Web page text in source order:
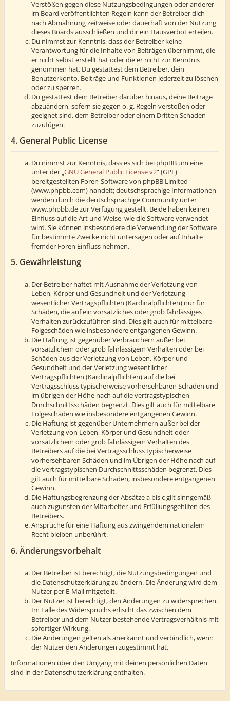
Verstößen gegen diese Nutzungsbedingungen oder anderer
im Board veröffentlichten Regeln kann der Betreiber dich
nach Abmahnung zeitweise oder dauerhaft von der Nutzung
dieses Boards ausschließen und dir ein Hausverbot erteilen.
Du nimmst zur Kenntnis, dass der Betreiber keine
Verantwortung für die Inhalte von Beiträgen übernimmt, die
er nicht selbst erstellt hat oder die er nicht zur Kenntnis
genommen hat. Du gestattest dem Betreiber, dein
Benutzerkonto, Beiträge und Funktionen jederzeit zu löschen
oder zu sperren.
Du gestattest dem Betreiber darüber hinaus, deine Beiträge
abzuändern, sofern sie gegen o. g. Regeln verstoßen oder
geeignet sind, dem Betreiber oder einem Dritten Schaden
zuzufügen.
4. General Public License
Du nimmst zur Kenntnis, dass es sich bei phpBB um eine
unter der „GNU General Public License v2“ (GPL)
bereitgestellten Foren-Software von phpBB Limited
(www.phpbb.com) handelt; deutschsprachige Informationen
werden durch die deutschsprachige Community unter
www.phpbb.de zur Verfügung gestellt. Beide haben keinen
Einfluss auf die Art und Weise, wie die Software verwendet
wird. Sie können insbesondere die Verwendung der Software
für bestimmte Zwecke nicht untersagen oder auf Inhalte
fremder Foren Einfluss nehmen.
5. Gewährleistung
Der Betreiber haftet mit Ausnahme der Verletzung von
Leben, Körper und Gesundheit und der Verletzung
wesentlicher Vertragspflichten (Kardinalpflichten) nur für
Schäden, die auf ein vorsätzliches oder grob fahrlässiges
Verhalten zurückzuführen sind. Dies gilt auch für mittelbare
Folgeschäden wie insbesondere entgangenen Gewinn.
Die Haftung ist gegenüber Verbrauchern außer bei
vorsätzlichem oder grob fahrlässigem Verhalten oder bei
Schäden aus der Verletzung von Leben, Körper und
Gesundheit und der Verletzung wesentlicher
Vertragspflichten (Kardinalpflichten) auf die bei
Vertragsschluss typischerweise vorhersehbaren Schäden und
im übrigen der Höhe nach auf die vertragstypischen
Durchschnittsschäden begrenzt. Dies gilt auch für mittelbare
Folgeschäden wie insbesondere entgangenen Gewinn.
Die Haftung ist gegenüber Unternehmern außer bei der
Verletzung von Leben, Körper und Gesundheit oder
vorsätzlichem oder grob fahrlässigem Verhalten des
Betreibers auf die bei Vertragsschluss typischerweise
vorhersehbaren Schäden und im Übrigen der Höhe nach auf
die vertragstypischen Durchschnittsschäden begrenzt. Dies
gilt auch für mittelbare Schäden, insbesondere entgangenen
Gewinn.
Die Haftungsbegrenzung der Absätze a bis c gilt sinngemäß
auch zugunsten der Mitarbeiter und Erfüllungsgehilfen des
Betreibers.
Ansprüche für eine Haftung aus zwingendem nationalem
Recht bleiben unberührt.
6. Änderungsvorbehalt
Der Betreiber ist berechtigt, die Nutzungsbedingungen und
die Datenschutzerklärung zu ändern. Die Änderung wird dem
Nutzer per E-Mail mitgeteilt.
Der Nutzer ist berechtigt, den Änderungen zu widersprechen.
Im Falle des Widerspruchs erlischt das zwischen dem
Betreiber und dem Nutzer bestehende Vertragsverhältnis mit
sofortiger Wirkung.
Die Änderungen gelten als anerkannt und verbindlich, wenn
der Nutzer den Änderungen zugestimmt hat.
Informationen über den Umgang mit deinen persönlichen Daten
sind in der Datenschutzerklärung enthalten.